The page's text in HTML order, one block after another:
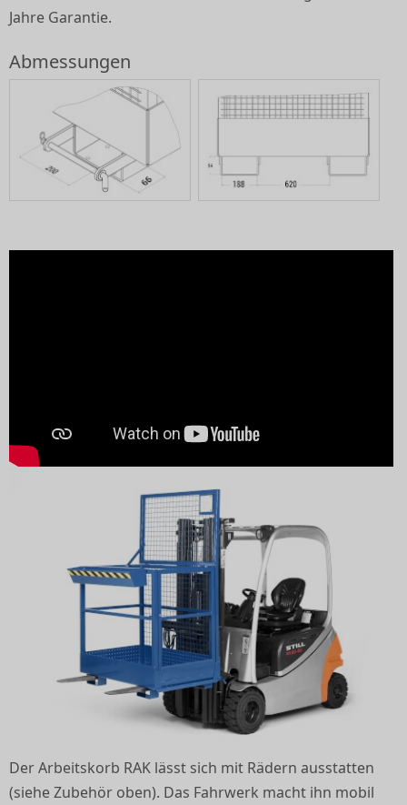
Jahre Garantie.
Abmessungen
Der Arbeitskorb RAK lässt sich mit Rädern ausstatten
(siehe Zubehör oben). Das Fahrwerk macht ihn mobil